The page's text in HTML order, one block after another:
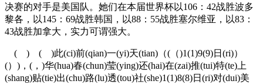
决赛的对手是美国队。她们在本届世界杯以106：42战胜波多
黎各，以145：69战胜韩国，以88：55战胜塞尔维亚，以83：
43战胜加拿大，实力可谓强大。
( ) ( )此(ci)前(qian)一(yi)天(tian)（(（)1(1)9(9)日(ri)）
(）)，(，)华(hua)春(chun)莹(ying)还(hai)在(zai)推(tui)特(te)上
(shang)贴(tie)出(chu)路(lu)透(tou)社(she)1(1)8(8)日(ri)对(dui)美